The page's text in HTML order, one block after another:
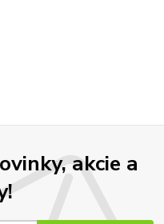
akcie a